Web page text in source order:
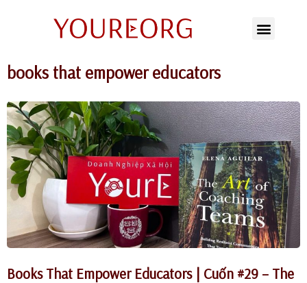
nội
books that empower educators
Books That Empower Educators | Cuốn #29 – The